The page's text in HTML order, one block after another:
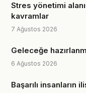
Stres yönetimi
kavramlar
7 Ağustos 2026
Geleceğe
6 Ağustos 2026
Başarılı insanların